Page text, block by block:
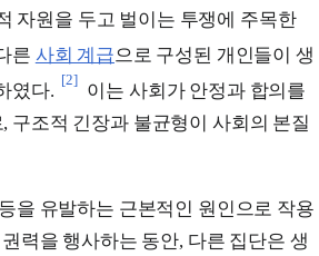
자원을 두고 벌이는 투쟁에 주목한
른 사회 계급으로 구성된 개인들이 생
였다.
[2]
이는 사회가 안정과 합의를
구조적 긴장과 불균형이 사회의 본질
을 유발하는 근본적인 원인으로 작용
력을 행사하는 동안, 다른 집단은 생